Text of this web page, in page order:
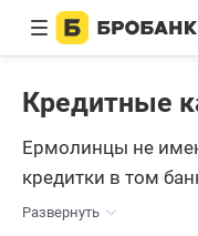
Кредитные
Ермолинцы не
кредитки в том
так как в
Развернуть